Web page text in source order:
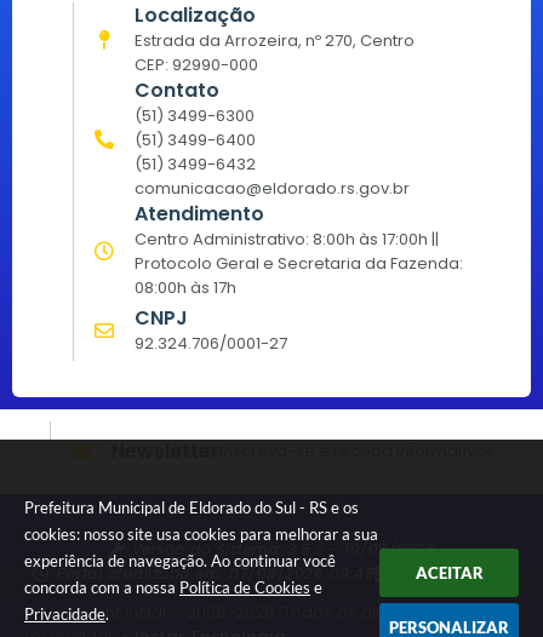
Prefeitura Municipal de Eldorado do Sul - RS e os
cookies: nosso site usa cookies para melhorar a sua
experiência de navegação. Ao continuar você
concorda com a nossa Política de Cookies e
Privacidade.
ACEITAR
PERSONALIZAR
Localização
Estrada da Arrozeira, nº 270, Centro
CEP: 92990-000
Contato
(51) 3499-6300
(51) 3499-6400
(51) 3499-6432
comunicacao@eldorado.rs.gov.br
Atendimento
Centro Administrativo: 8:00h às 17:00h ||
Protocolo Geral e Secretaria da Fazenda:
08:00h às 17h
CNPJ
92.324.706/0001-27
Versão do Sistema:
3.5.3 - 19/06/2026
Portal atualizado em: 07/08/2026 09:48 Dados Abertos
© Copyright Instar - 2006-2026. Todos os direitos